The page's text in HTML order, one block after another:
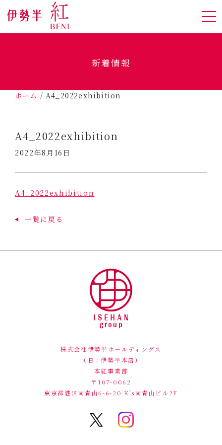
新着情報
ホーム /A4_2022exhibition
A4_2022exhibition
2022年8月16日
A4_2022exhibition
一覧に戻る
株式会社伊勢半ホールディングス
（旧：伊勢半本店）
本紅事業部
〒107-0062
東京都港区南青山6-6-20 K's南青山ビル2F